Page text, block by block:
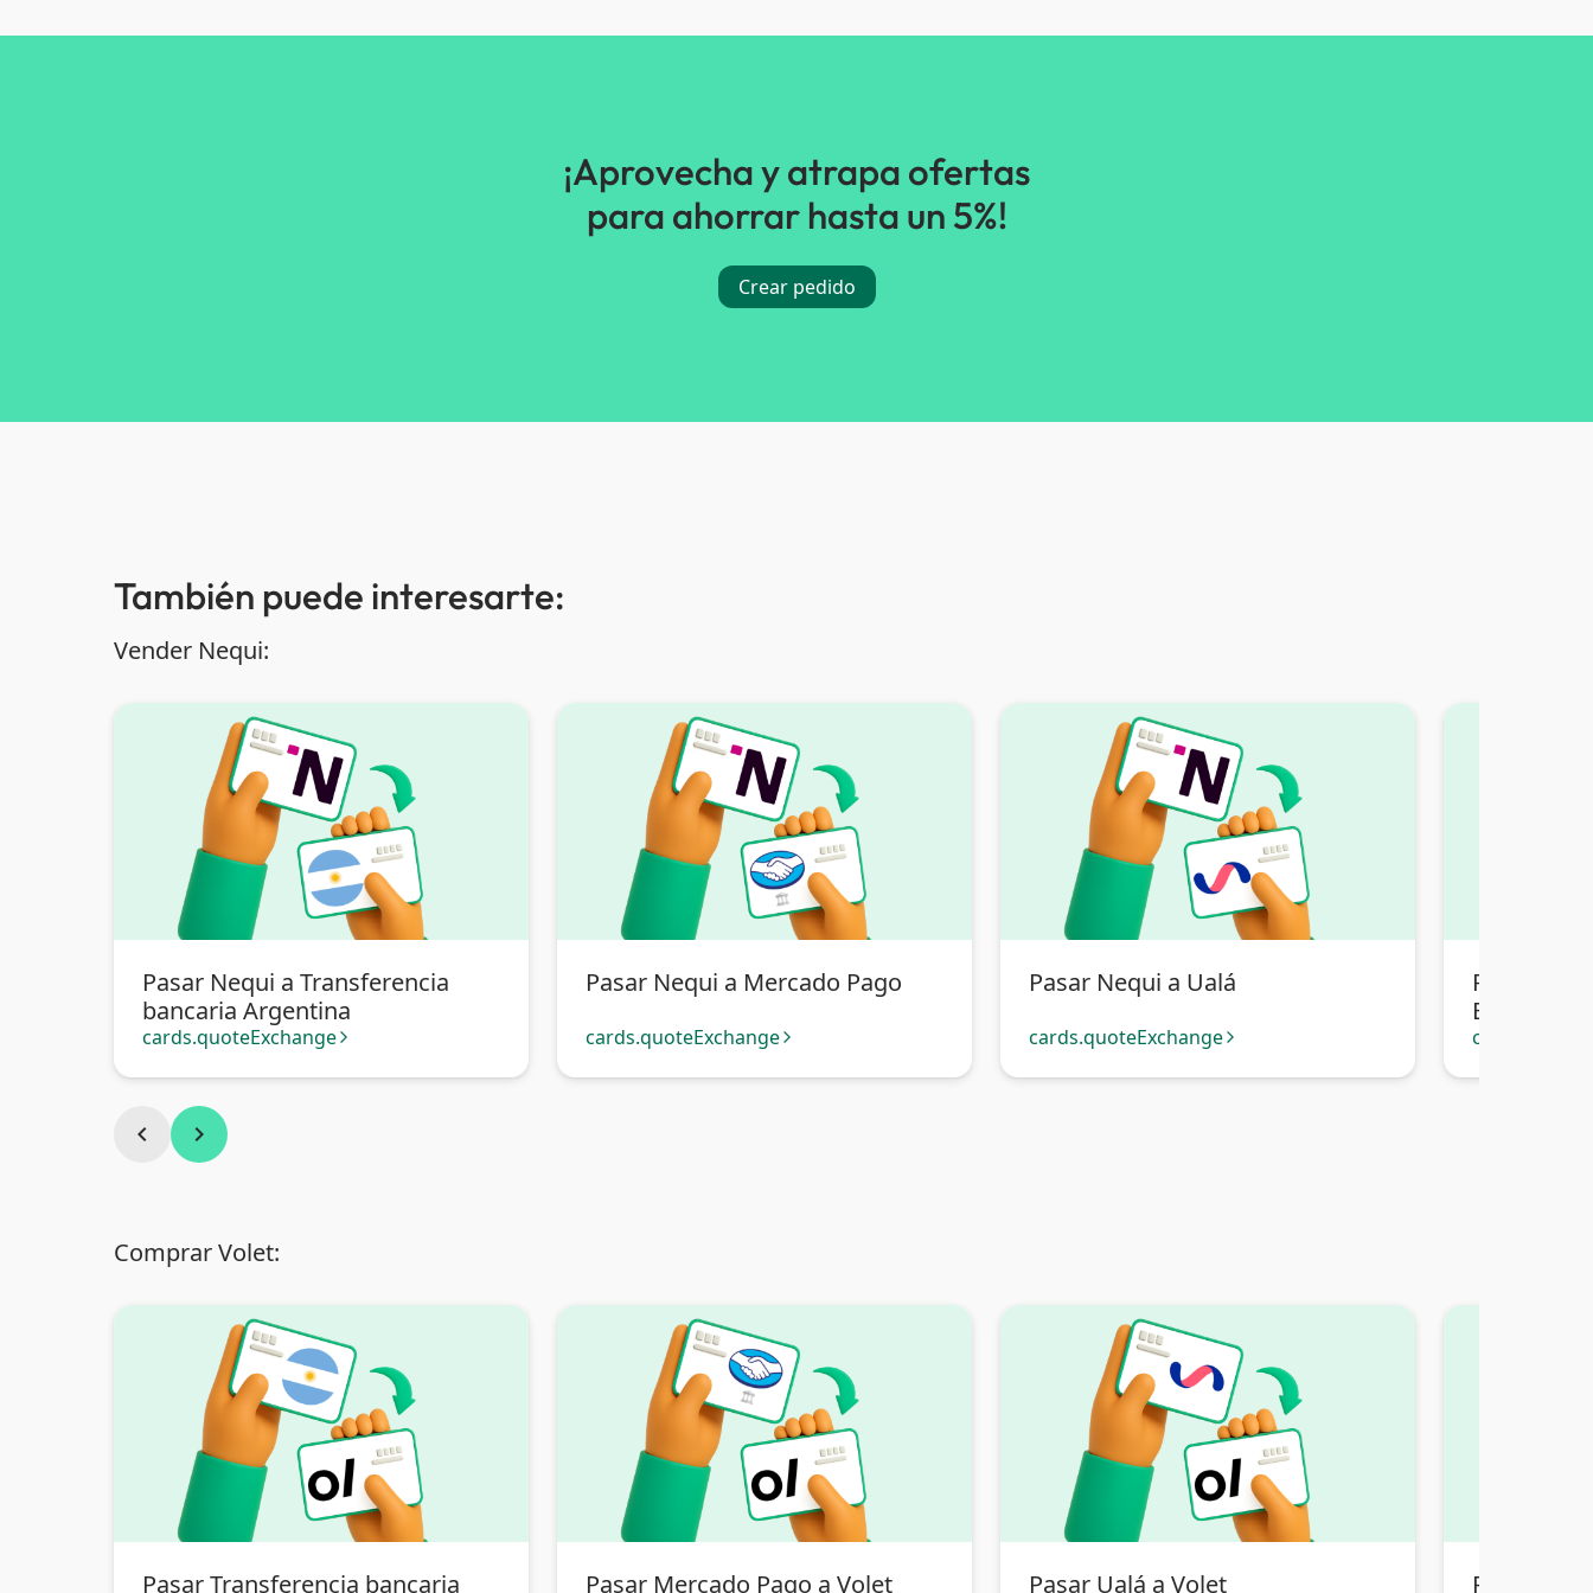
¡Aprovecha y atrapa ofertas
para ahorrar hasta un 5%!
Crear pedido
También puede interesarte:
Vender Nequi:
Pasar Nequi a Transferencia
bancaria Argentina
cards.quoteExchange arrow_forward_ios
Pasar Nequi a Mercado Pago
cards.quoteExchange arrow_forward_ios
Pasar Nequi a Ualá
cards.quoteExchange arrow_forward_ios
Pasar
Bancaria
chevron_left chevron_right
Comprar Volet:
Pasar Transferencia bancaria Pasar Mercado Pago a Volet Pasar Ualá a Volet Pasar